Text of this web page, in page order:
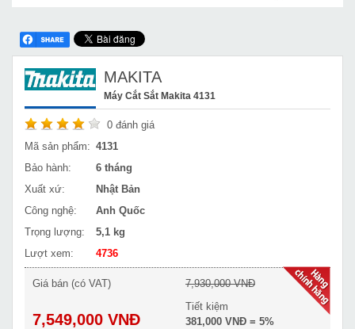
MAKITA
Máy Cắt Sắt Makita 4131
0 đánh giá
Mã sản phẩm: 4131
Bảo hành:
6 tháng
Xuất xứ:
Nhật Bản
Công nghệ:
Anh Quốc
Trọng lượng:
5,1 kg
Lượt xem:
4736
Giá bán (có VAT)
7,549,000 VNĐ
7,930,000 VNĐ
Tiết kiệm
381,000 VNĐ = 5%